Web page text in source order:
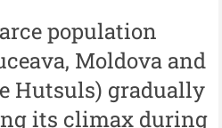
/ 2018
Neculce” al
a
/ 2017
al
al
population
Moldova and
Hutsuls) gradually
its climax during